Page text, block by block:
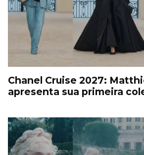
Chanel Cruise 2027:
apresenta sua primeira